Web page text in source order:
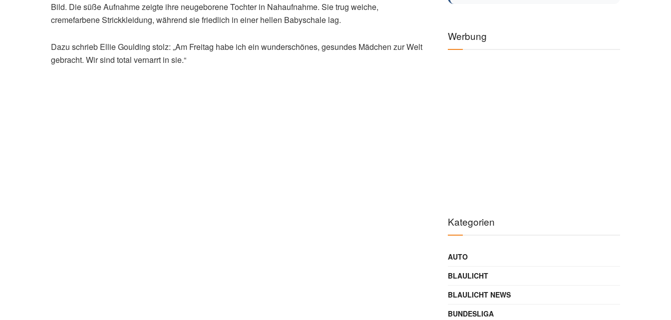
Bild. Die süße Aufnahme zeigte ihre neugeborene Tochter in Nahaufnahme. Sie trug weiche,
cremefarbene Strickkleidung, während sie friedlich in einer hellen Babyschale lag.
Dazu schrieb Ellie Goulding stolz: „Am Freitag habe ich ein wunderschönes, gesundes Mädchen zur Welt
gebracht. Wir sind total vernarrt in sie.“
Werbung
Kategorien
AUTO
BLAULICHT
BLAULICHT NEWS
BUNDESLIGA